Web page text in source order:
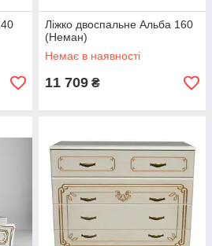
ниже.
0637334758
Ліжко двоспальне Альба 160
(Неман)
Немає в наявності
11 709 ₴